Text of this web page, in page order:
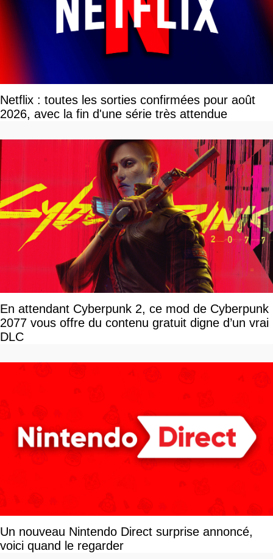
Netflix : toutes les sorties confirmées pour août
2026, avec la fin d'une série très attendue
En attendant Cyberpunk 2, ce mod de Cyberpunk
2077 vous offre du contenu gratuit digne d’un vrai
DLC
Un nouveau Nintendo Direct surprise annoncé,
voici quand le regarder